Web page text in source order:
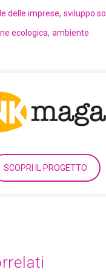
delle imprese, sviluppo
ecologica, ambiente
SCOPRI IL PROGETTO